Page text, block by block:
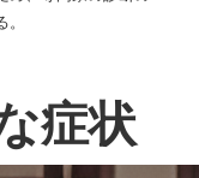
症状